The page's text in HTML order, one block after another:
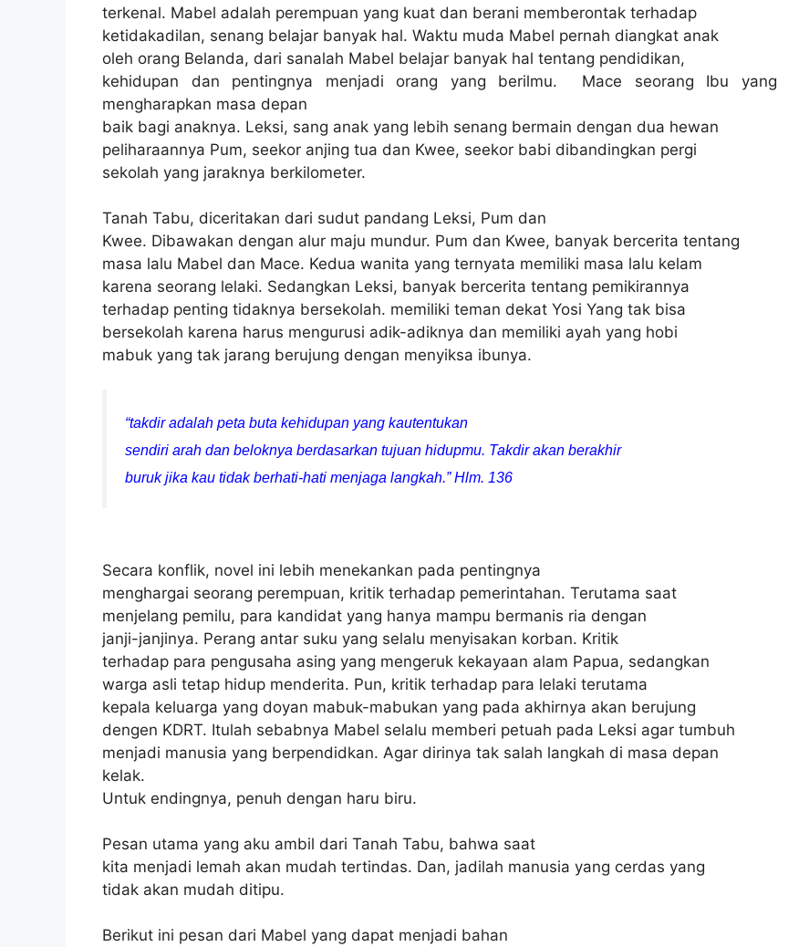
terkenal. Mabel adalah perempuan yang kuat dan berani memberontak terhadap
ketidakadilan, senang belajar banyak hal. Waktu muda Mabel pernah diangkat anak
oleh orang Belanda, dari sanalah Mabel belajar banyak hal tentang pendidikan,
kehidupan dan pentingnya menjadi orang yang berilmu. Mace seorang Ibu yang
mengharapkan masa depan
baik bagi anaknya. Leksi, sang anak yang lebih senang bermain dengan dua hewan
peliharaannya Pum, seekor anjing tua dan Kwee, seekor babi dibandingkan pergi
sekolah yang jaraknya berkilometer.
Tanah Tabu, diceritakan dari sudut pandang Leksi, Pum dan
Kwee. Dibawakan dengan alur maju mundur. Pum dan Kwee, banyak bercerita tentang
masa lalu Mabel dan Mace. Kedua wanita yang ternyata memiliki masa lalu kelam
karena seorang lelaki. Sedangkan Leksi, banyak bercerita tentang pemikirannya
terhadap penting tidaknya bersekolah. memiliki teman dekat Yosi Yang tak bisa
bersekolah karena harus mengurusi adik-adiknya dan memiliki ayah yang hobi
mabuk yang tak jarang berujung dengan menyiksa ibunya.
“takdir adalah peta buta kehidupan yang kautentukan
sendiri arah dan beloknya berdasarkan tujuan hidupmu. Takdir akan berakhir
buruk jika kau tidak berhati-hati menjaga langkah.” Hlm. 136
Secara konflik, novel ini lebih menekankan pada pentingnya
menghargai seorang perempuan, kritik terhadap pemerintahan. Terutama saat
menjelang pemilu, para kandidat yang hanya mampu bermanis ria dengan
janji-janjinya. Perang antar suku yang selalu menyisakan korban. Kritik
terhadap para pengusaha asing yang mengeruk kekayaan alam Papua, sedangkan
warga asli tetap hidup menderita. Pun, kritik terhadap para lelaki terutama
kepala keluarga yang doyan mabuk-mabukan yang pada akhirnya akan berujung
dengen KDRT. Itulah sebabnya Mabel selalu memberi petuah pada Leksi agar tumbuh
menjadi manusia yang berpendidkan. Agar dirinya tak salah langkah di masa depan
kelak.
Untuk endingnya, penuh dengan haru biru.
Pesan utama yang aku ambil dari Tanah Tabu, bahwa saat
kita menjadi lemah akan mudah tertindas. Dan, jadilah manusia yang cerdas yang
tidak akan mudah ditipu.
Berikut ini pesan dari Mabel yang dapat menjadi bahan